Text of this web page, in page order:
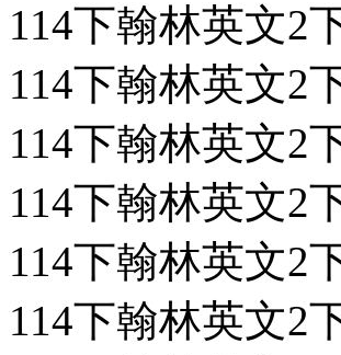
114下翰林英文2
114下翰林英文2
114下翰林英文2
114下翰林英文2
114下翰林英文2
114下翰林英文2